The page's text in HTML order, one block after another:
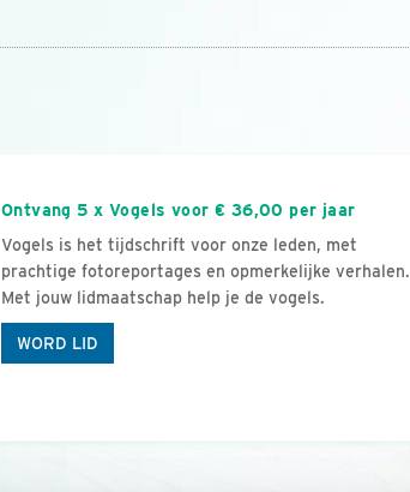
Ontvang 5 x Vogels voor € 36,00 per jaar
Vogels is het tijdschrift voor onze leden, met
prachtige fotoreportages en opmerkelijke verhalen.
Met jouw lidmaatschap help je de vogels.
WORD LID